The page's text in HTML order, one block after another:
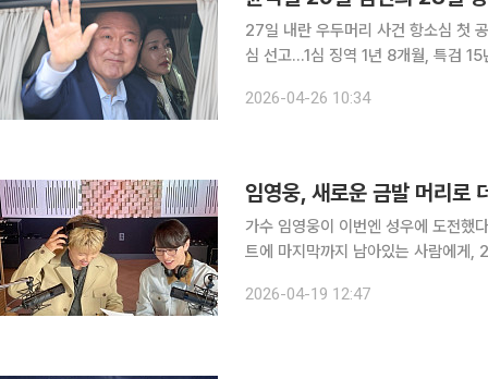
27일 내란 우두머리 사건 항소심 첫
심 선고…1심 징역 1년 8개월, 특검
령의 항소심 선고가 이번 주 이뤄진다
2026-04-26 10:34
임영웅, 새로운 금발 머리로
가수 임영웅이 이번엔 성우에 도전했다. 19일 미스터 비스트(MrBeast) 공식 유튜브 채널에
트에 마지막까지 남아있는 사람에게, 25만 달
물을 살리고 열악한 나라에 우물을 세
2026-04-19 12:47